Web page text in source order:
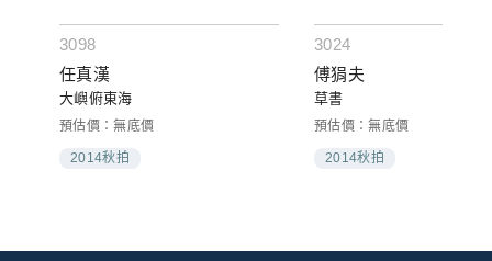
3098
任真漢
大嶼俯東海
預估價：無底價
2014秋拍
3024
傅狷夫
草書
預估價：無底價
2014秋拍